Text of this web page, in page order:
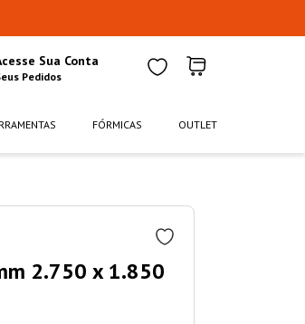
FÓRMICAS OUTLET
2.750 x 1.850